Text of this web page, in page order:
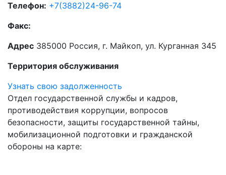
Телефон: +7(3882)24-96-74
Факс:
Адрес 385000 Россия, г. Майкоп, ул. Курганная 345
Территория обслуживания
Узнать свою задолженность
Отдел государственной службы и кадров,
противодействия коррупции, вопросов
безопасности, защиты государственной тайны,
мобилизационной подготовки и гражданской
обороны на карте: